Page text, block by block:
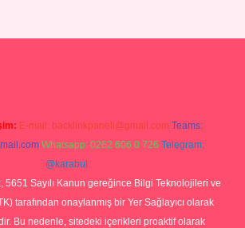
E-mail: backlinkpaneli@gmail.com Teams:
Whatsapp: 0262 606 0 726 Telegram:
@karabul
5651 Sayılı Kanun gereğince Bilgi Teknolojileri ve
tarafından onaylanmış bir Yer Sağlayıcı olarak
Bu nedenle, sitedeki içerikleri proaktif olarak